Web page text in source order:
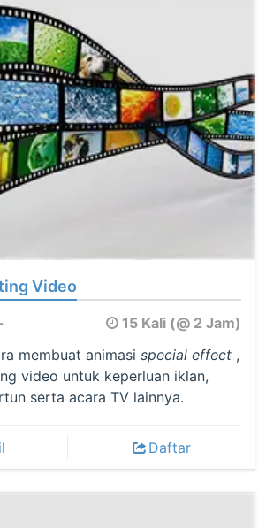
Video
15 Kali (@ 2 Jam)
membuat animasi special effect ,
video untuk keperluan iklan,
serta acara TV lainnya.
Daftar